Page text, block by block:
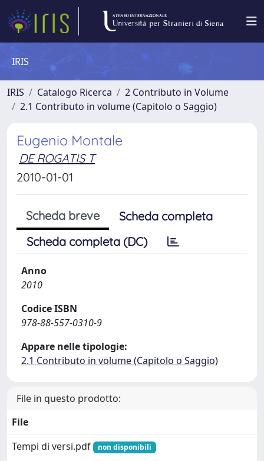
IRIS
IRIS Catalogo Ricerca
2 Contributo in Volume
2.1 Contributo in volume (Capitolo o Saggio)
Eugenio Montale
DE ROGATIS T
2010-01-01
Scheda breve
Scheda completa
Scheda completa (DC)
Anno
2010
Codice ISBN
978-88-557-0310-9
Appare nelle tipologie:
2.1 Contributo in volume (Capitolo o Saggio)
File in questo prodotto:
File
Tempi di versi.pdf
non disponibili